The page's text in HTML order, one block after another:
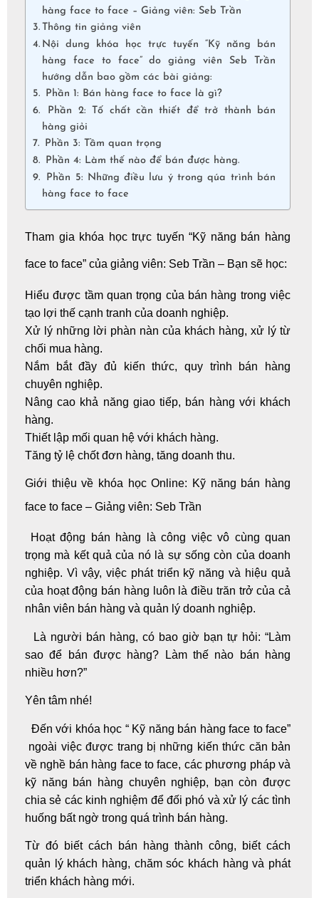
hàng face to face – Giảng viên: Seb Trần
Thông tin giảng viên
Nội dung khóa học trực tuyến “Kỹ năng bán
hàng face to face” do giảng viên Seb Trần
hướng dẫn bao gồm các bài giảng:
Phần 1: Bán hàng face to face là gì?
Phần 2: Tố chất cần thiết để trở thành bán
hàng giỏi
Phần 3: Tầm quan trọng
Phần 4: Làm thế nào để bán được hàng.
Phần 5: Những điều lưu ý trong qúa trình bán
hàng face to face
Tham gia khóa học trực tuyến “Kỹ năng bán hàng
face to face” của giảng viên: Seb Trần – Bạn sẽ học:
Hiểu được tầm quan trọng của bán hàng trong việc
tạo lợi thế cạnh tranh của doanh nghiệp.
Xử lý những lời phàn nàn của khách hàng, xử lý từ
chối mua hàng.
Nắm bắt đầy đủ kiến thức, quy trình bán hàng
chuyên nghiệp.
Nâng cao khả năng giao tiếp, bán hàng với khách
hàng.
Thiết lập mối quan hệ với khách hàng.
Tăng tỷ lệ chốt đơn hàng, tăng doanh thu.
Giới thiệu về khóa học Online: Kỹ năng bán hàng
face to face – Giảng viên: Seb Trần
Hoạt động bán hàng là công việc vô cùng quan
trọng mà kết quả của nó là sự sống còn của doanh
nghiệp. Vì vậy, việc phát triển kỹ năng và hiệu quả
của hoạt động bán hàng luôn là điều trăn trở của cả
nhân viên bán hàng và quản lý doanh nghiệp.
Là người bán hàng, có bao giờ bạn tự hỏi: “Làm
sao để bán được hàng? Làm thế nào bán hàng
nhiều hơn?”
Yên tâm nhé!
Đến với khóa học “ Kỹ năng bán hàng face to face”
ngoài việc được trang bị những kiến thức căn bản
về nghề bán hàng face to face, các phương pháp và
kỹ năng bán hàng chuyên nghiệp, bạn còn được
chia sẻ các kinh nghiệm để đối phó và xử lý các tình
huống bất ngờ trong quá trình bán hàng.
Từ đó biết cách bán hàng thành công, biết cách
quản lý khách hàng, chăm sóc khách hàng và phát
triển khách hàng mới.